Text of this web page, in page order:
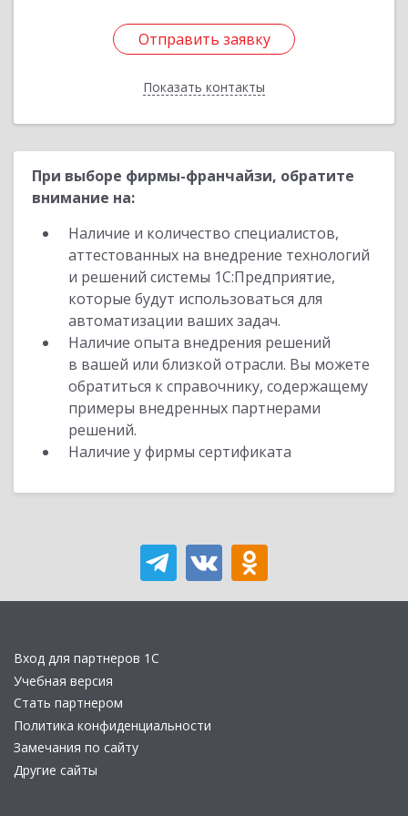
Отправить заявку
Показать контакты
Отправить заявку
Назад
При выборе фирмы-франчайзи, обратите
внимание на:
Наличие и количество специалистов,
аттестованных на внедрение технологий
и решений системы 1С:Предприятие,
которые будут использоваться для
автоматизации ваших задач.
Наличие опыта внедрения решений
в вашей или близкой отрасли. Вы можете
обратиться к справочнику, содержащему
примеры внедренных партнерами
решений.
Наличие у фирмы сертификата
Вход для партнеров 1С
Учебная версия
Стать партнером
Политика конфиденциальности
Замечания по сайту
Другие сайты